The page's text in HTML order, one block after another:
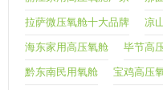
拉萨微压氧舱十大品牌 凉
海东家用高压氧舱 毕节高
黔东南民用氧舱 宝鸡高压